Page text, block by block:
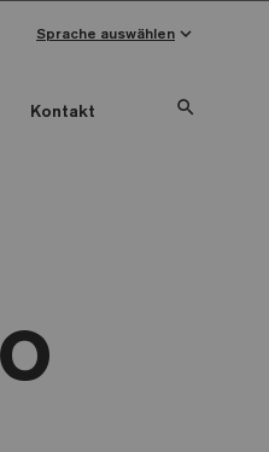
Kontakt search
Sprache auswählen keyboard_arrow_down